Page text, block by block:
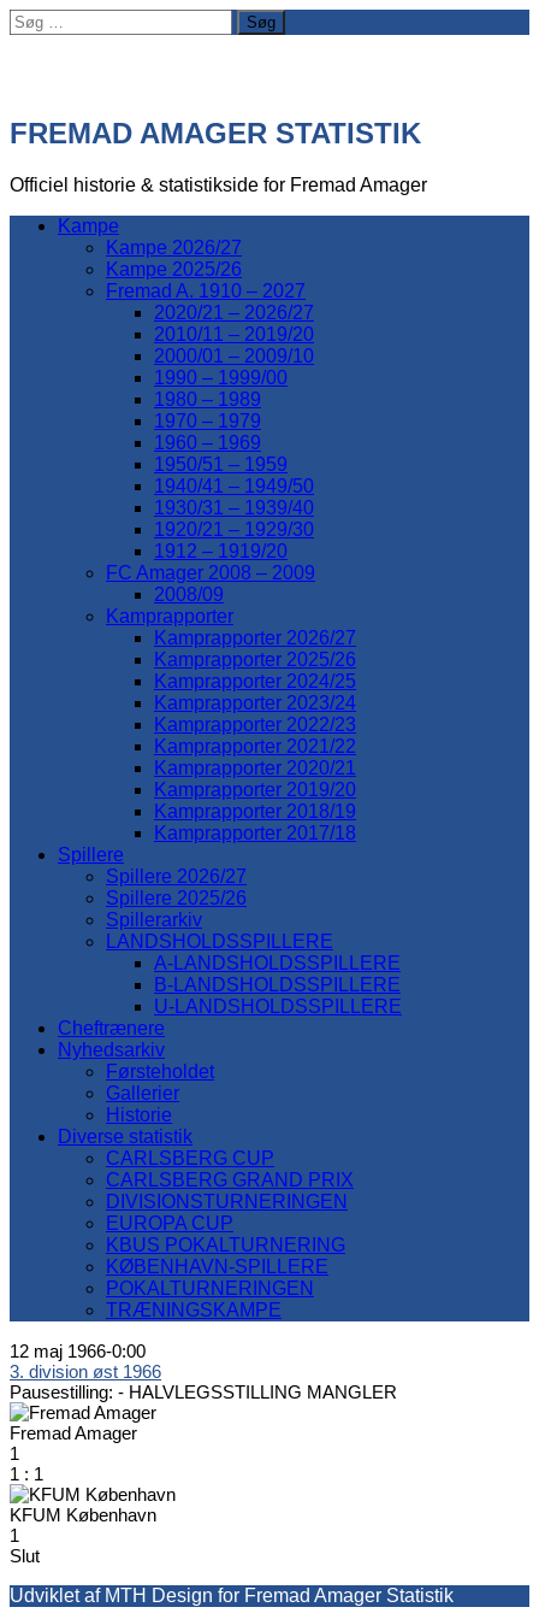
Søg
efter:
FREMAD AMAGER STATISTIK
Officiel historie & statistikside for Fremad Amager
Kampe
Kampe 2026/27
Kampe 2025/26
Fremad A. 1910 – 2027
2020/21 – 2026/27
2010/11 – 2019/20
2000/01 – 2009/10
1990 – 1999/00
1980 – 1989
1970 – 1979
1960 – 1969
1950/51 – 1959
1940/41 – 1949/50
1930/31 – 1939/40
1920/21 – 1929/30
1912 – 1919/20
FC Amager 2008 – 2009
2008/09
Kamprapporter
Kamprapporter 2026/27
Kamprapporter 2025/26
Kamprapporter 2024/25
Kamprapporter 2023/24
Kamprapporter 2022/23
Kamprapporter 2021/22
Kamprapporter 2020/21
Kamprapporter 2019/20
Kamprapporter 2018/19
Kamprapporter 2017/18
Spillere
Spillere 2026/27
Spillere 2025/26
Spillerarkiv
LANDSHOLDSSPILLERE
A-LANDSHOLDSSPILLERE
B-LANDSHOLDSSPILLERE
U-LANDSHOLDSSPILLERE
Cheftrænere
Nyhedsarkiv
Førsteholdet
Gallerier
Historie
Diverse statistik
CARLSBERG CUP
CARLSBERG GRAND PRIX
DIVISIONSTURNERINGEN
EUROPA CUP
KBUS POKALTURNERING
KØBENHAVN-SPILLERE
POKALTURNERINGEN
TRÆNINGSKAMPE
12 maj 1966-0:00
3. division øst 1966
Pausestilling: - HALVLEGSSTILLING MANGLER
Fremad Amager
1
1 : 1
KFUM København
1
Slut
Udviklet af MTH Design for Fremad Amager Statistik